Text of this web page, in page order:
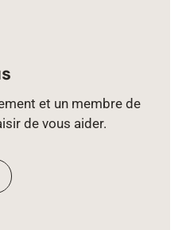
et un membre de
de vous aider.